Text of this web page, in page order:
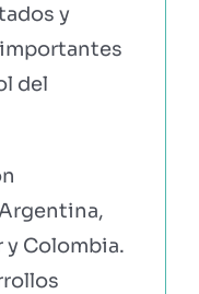
y
del
y Colombia.